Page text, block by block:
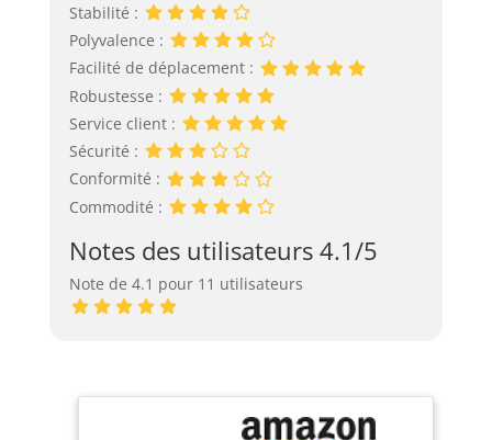
Stabilité :
Polyvalence :
Facilité de déplacement :
Robustesse :
Service client :
Sécurité :
Conformité :
Commodité :
Notes des utilisateurs 4.1/5
Note de 4.1 pour 11 utilisateurs